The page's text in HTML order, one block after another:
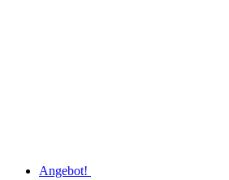
Angebot!